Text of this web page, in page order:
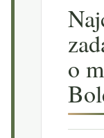
o